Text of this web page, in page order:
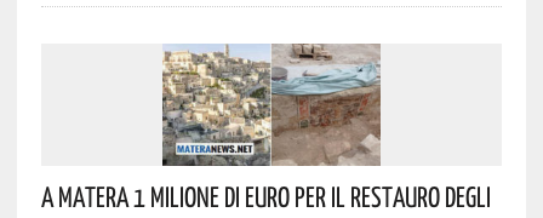
A Matera 1 Milione Di Euro Per Il Restauro Degli